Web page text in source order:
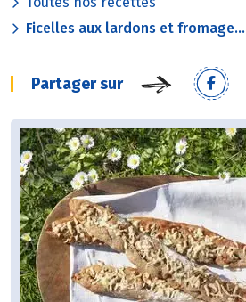
Ficelles aux lardons et fromage...
Partager sur